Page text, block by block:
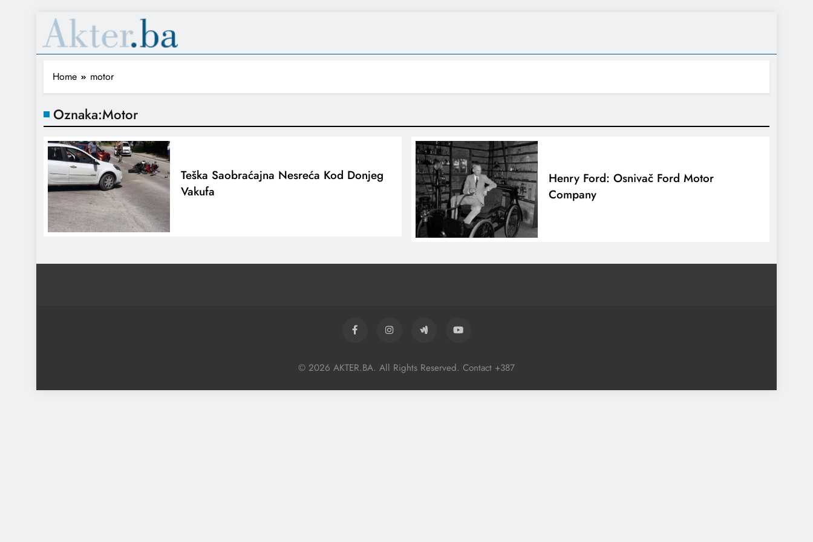
Home motor
Oznaka:Motor
Teška Saobraćajna Nesreća Kod Donjeg
Vakufa
Henry Ford: Osnivač Ford Motor
Company
© 2026 AKTER.BA. All Rights Reserved. Contact +387